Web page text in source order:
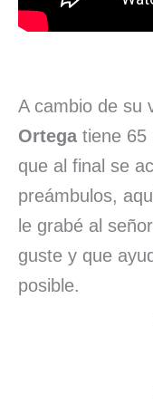
A cambio de su
Ortegatiene 65
que al final se
preámbulos,
le grabé al
guste y que
posible.